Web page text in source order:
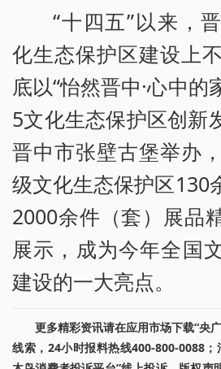
“十四五”以来，
化生态保护区建设上
底以“怡然晋中·心中的
5文化生态保护区创新
晋中市张壁古堡举办
级文化生态保护区130
2000余件（套）展品
展示，成为今年全国
建设的一大亮点。
更多精彩资讯请在应用市场下载“央
线索，24小时报料热线400-800-0088